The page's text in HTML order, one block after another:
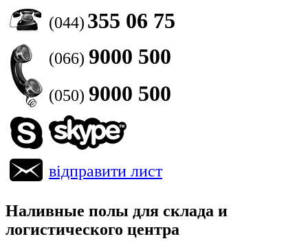
(044) 355 06 75
(066) 9000 500
(050) 9000 500
відправити лист
Наливные полы для склада и
логистического центра